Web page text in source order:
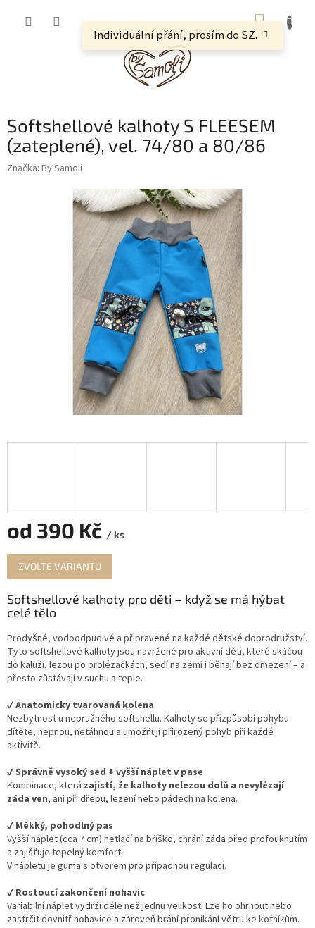
Individuální přání, prosím do SZ.
Softshellové kalhoty S FLEESEM
(zateplené), vel. 74/80 a 80/86
Značka: By Samoli
od 390 Kč / ks
Měrná
cena:
ZVOLTE VARIANTU
Softshellové kalhoty pro děti – když se má hýbat
celé tělo
Prodyšné, vodoodpudivé a připravené na každé dětské dobrodružství.
Tyto softshellové kalhoty jsou navržené pro aktivní děti, které skáčou
do kaluží, lezou po prolézačkách, sedí na zemi i běhají bez omezení – a
přesto zůstávají v suchu a teple.
✔️Anatomicky tvarovaná kolena
Nezbytnost u nepružného softshellu. Kalhoty se přizpůsobí pohybu
dítěte, nepnou, netáhnou a umožňují přirozený pohyb při každé
aktivitě.
✔️Správně vysoký sed + vyšší náplet v pase
Kombinace, která zajistí, že kalhoty nelezou dolů a nevylézají
záda ven, ani při dřepu, lezení nebo pádech na kolena.
✔️ Měkký, pohodlný pas
Vyšší náplet (cca 7 cm) netlačí na bříško, chrání záda před profouknutím
a zajišťuje tepelný komfort.
V nápletu je guma s otvorem pro případnou regulaci.
✔️ Rostoucí zakončení nohavic
Variabilní náplet vydrží déle než jednu velikost. Lze ho ohrnout nebo
zastrčit dovnitř nohavice a zároveň brání pronikání větru ke kotníkům.